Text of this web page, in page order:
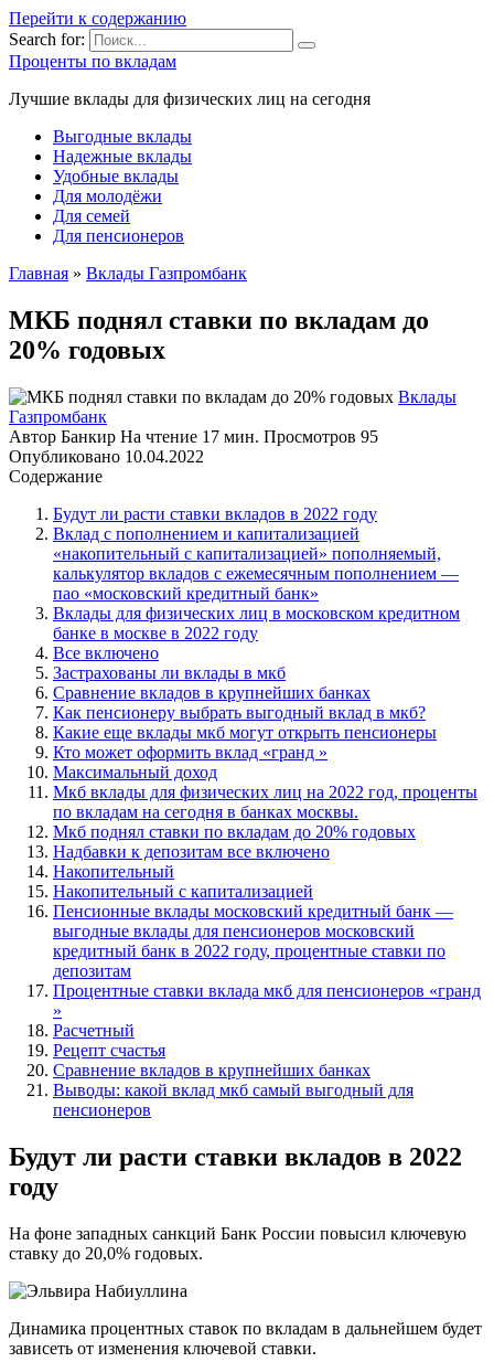
Перейти к содержанию
Search for:
Проценты по вкладам
Лучшие вклады для физических лиц на сегодня
Выгодные вклады
Надежные вклады
Удобные вклады
Для молодёжи
Для семей
Для пенсионеров
Главная » Вклады Газпромбанк
МКБ поднял ставки по вкладам до
20% годовых
Вклады
Газпромбанк
Автор Банкир На чтение 17 мин. Просмотров 95
Опубликовано 10.04.2022
Содержание
Будут ли расти ставки вкладов в 2022 году
Вклад с пополнением и капитализацией
«накопительный с капитализацией» пополняемый,
калькулятор вкладов с ежемесячным пополнением —
пао «московский кредитный банк»
Вклады для физических лиц в московском кредитном
банке в москве в 2022 году
Все включено
Застрахованы ли вклады в мкб
Сравнение вкладов в крупнейших банках
Как пенсионеру выбрать выгодный вклад в мкб?
Какие еще вклады мкб могут открыть пенсионеры
Кто может оформить вклад «гранд »
Максимальный доход
Мкб вклады для физических лиц на 2022 год, проценты
по вкладам на сегодня в банках москвы.
Мкб поднял ставки по вкладам до 20% годовых
Надбавки к депозитам все включено
Накопительный
Накопительный с капитализацией
Пенсионные вклады московский кредитный банк —
выгодные вклады для пенсионеров московский
кредитный банк в 2022 году, процентные ставки по
депозитам
Процентные ставки вклада мкб для пенсионеров «гранд
»
Расчетный
Рецепт счастья
Сравнение вкладов в крупнейших банках
Выводы: какой вклад мкб самый выгодный для
пенсионеров
Будут ли расти ставки вкладов в 2022
году
На фоне западных санкций Банк России повысил ключевую
ставку до 20,0% годовых.
Динамика процентных ставок по вкладам в дальнейшем будет
зависеть от изменения ключевой ставки.